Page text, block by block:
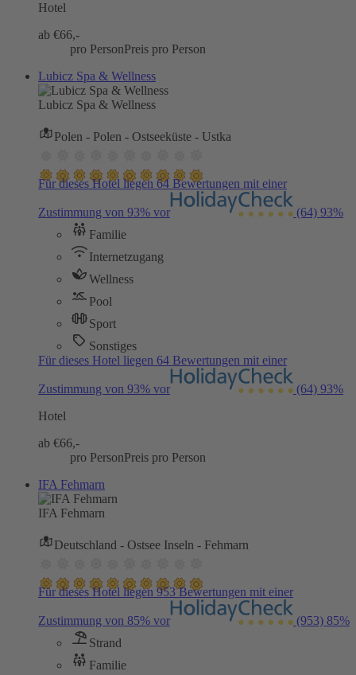
Hotel
ab €66,-
pro PersonPreis pro Person
Lubicz Spa & Wellness
Lubicz Spa & Wellness
Polen - Polen - Ostseeküste - Ustka
Für dieses Hotel liegen 64 Bewertungen mit einer
Zustimmung von 93% vor (64) 93%
Familie
Internetzugang
Wellness
Pool
Sport
Sonstiges
Für dieses Hotel liegen 64 Bewertungen mit einer
Zustimmung von 93% vor (64) 93%
Hotel
ab €66,-
pro PersonPreis pro Person
IFA Fehmarn
IFA Fehmarn
Deutschland - Ostsee Inseln - Fehmarn
Für dieses Hotel liegen 953 Bewertungen mit einer
Zustimmung von 85% vor (953) 85%
Strand
Familie